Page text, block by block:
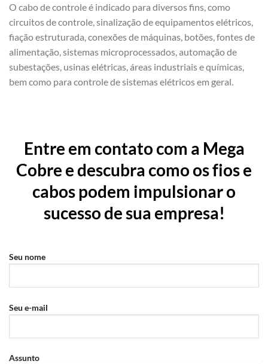
O cabo de controle é indicado para diversos fins, como
circuitos de controle, sinalização de equipamentos elétricos,
fiação estruturada, conexões de máquinas, botões, fontes de
alimentação, sistemas microprocessados, automação de
subestações, usinas elétricas, áreas industriais e químicas,
bem como para controle de sistemas elétricos em geral.
Entre em contato com a Mega
Cobre e descubra como os fios e
cabos podem impulsionar o
sucesso de sua empresa!
Seu nome
Seu e-mail
Assunto